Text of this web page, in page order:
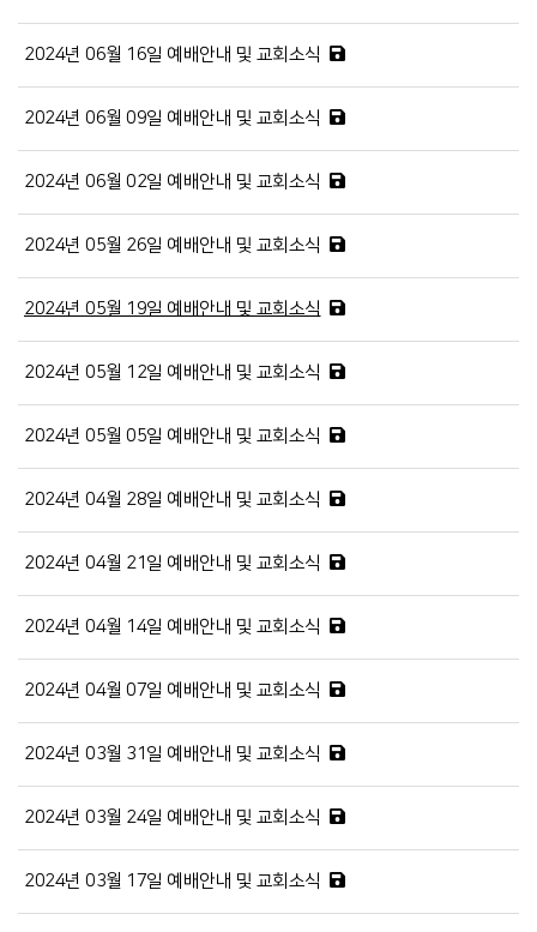
2024년 06월 16일 예배안내 및 교회소식
2024년 06월 09일 예배안내 및 교회소식
2024년 06월 02일 예배안내 및 교회소식
2024년 05월 26일 예배안내 및 교회소식
2024년 05월 19일 예배안내 및 교회소식
2024년 05월 12일 예배안내 및 교회소식
2024년 05월 05일 예배안내 및 교회소식
2024년 04월 28일 예배안내 및 교회소식
2024년 04월 21일 예배안내 및 교회소식
2024년 04월 14일 예배안내 및 교회소식
2024년 04월 07일 예배안내 및 교회소식
2024년 03월 31일 예배안내 및 교회소식
2024년 03월 24일 예배안내 및 교회소식
2024년 03월 17일 예배안내 및 교회소식